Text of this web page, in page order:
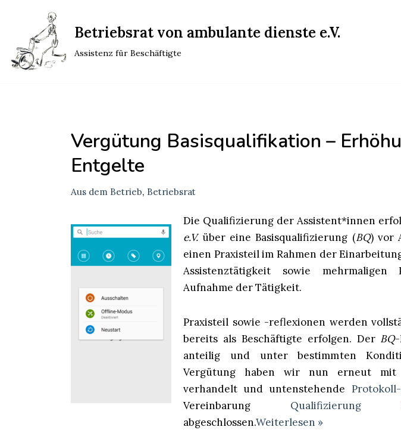
Inhalt
springen
Betriebsrat von ambulante dienste e.V.
Assistenz für Beschäftigte
Vergütung Basisqualifikation –
Entgelte
Aus dem Betrieb, Betriebsrat
Die Qualifizierung der Assistent*innen
e.V.über eine Basisqualifizierung (BQ) vor
einen Praxisteil im Rahmen der
Assistenztätigkeit sowie mehrmaligen
Aufnahme der Tätigkeit.
Praxisteil sowie -reflexionen werden
bereits als Beschäftigte erfolgen. Der BQ
anteilig und unter bestimmten
Vergütung haben wir nun erneut mit
verhandelt und untenstehende
Vereinbarung Qualifizierung
abgeschlossen.Weiterlesen »